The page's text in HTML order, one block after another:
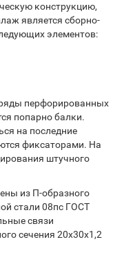
конструкцию,
является сборно-
элементов:
перфорированных
попарно балки.
на последние
фиксаторами. На
штучного
из П-образного
стали 08пс ГОСТ
связи
сечения 20х30х1,2